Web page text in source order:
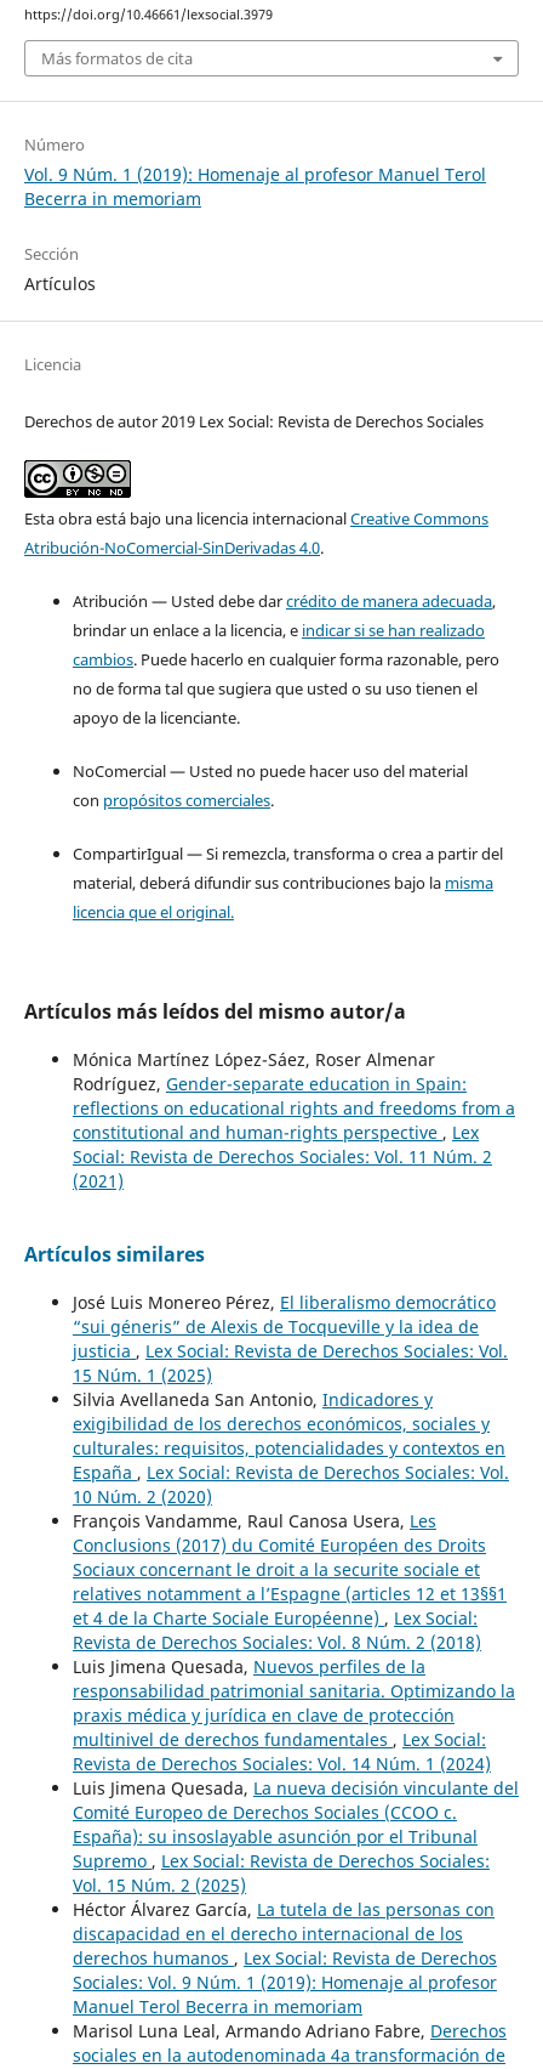
https://doi.org/10.46661/lexsocial.3979
Más formatos de cita
Número
Vol. 9 Núm. 1 (2019): Homenaje al profesor Manuel Terol
Becerra in memoriam
Sección
Artículos
Licencia
Derechos de autor 2019 Lex Social: Revista de Derechos Sociales
Esta obra está bajo una licencia internacionalCreative Commons
Atribución-NoComercial-SinDerivadas 4.0.
Atribución — Usted debe darcrédito de manera adecuada,
brindar un enlace a la licencia, e indicar si se han realizado
cambios. Puede hacerlo en cualquier forma razonable, pero
no de forma tal que sugiera que usted o su uso tienen el
apoyo de la licenciante.
NoComercial — Usted no puede hacer uso del material
con propósitos comerciales.
CompartirIgual — Si remezcla, transforma o crea a partir del
material, deberá difundir sus contribuciones bajo la misma
licencia que el original.
Artículos más leídos del mismo autor/a
Mónica Martínez López-Sáez, Roser Almenar
Rodríguez, Gender-separate education in Spain:
reflections on educational rights and freedoms from a
constitutional and human-rights perspective , Lex
Social: Revista de Derechos Sociales: Vol. 11 Núm. 2
(2021)
Artículos similares
José Luis Monereo Pérez, El liberalismo democrático
“sui géneris” de Alexis de Tocqueville y la idea de
justicia , Lex Social: Revista de Derechos Sociales: Vol.
15 Núm. 1 (2025)
Silvia Avellaneda San Antonio, Indicadores y
exigibilidad de los derechos económicos, sociales y
culturales: requisitos, potencialidades y contextos en
España , Lex Social: Revista de Derechos Sociales: Vol.
10 Núm. 2 (2020)
François Vandamme, Raul Canosa Usera, Les
Conclusions (2017) du Comité Européen des Droits
Sociaux concernant le droit a la securite sociale et
relatives notamment a l’Espagne (articles 12 et 13§§1
et 4 de la Charte Sociale Européenne) , Lex Social:
Revista de Derechos Sociales: Vol. 8 Núm. 2 (2018)
Luis Jimena Quesada, Nuevos perfiles de la
responsabilidad patrimonial sanitaria. Optimizando la
praxis médica y jurídica en clave de protección
multinivel de derechos fundamentales , Lex Social:
Revista de Derechos Sociales: Vol. 14 Núm. 1 (2024)
Luis Jimena Quesada, La nueva decisión vinculante del
Comité Europeo de Derechos Sociales (CCOO c.
España): su insoslayable asunción por el Tribunal
Supremo , Lex Social: Revista de Derechos Sociales:
Vol. 15 Núm. 2 (2025)
Héctor Álvarez García, La tutela de las personas con
discapacidad en el derecho internacional de los
derechos humanos , Lex Social: Revista de Derechos
Sociales: Vol. 9 Núm. 1 (2019): Homenaje al profesor
Manuel Terol Becerra in memoriam
Marisol Luna Leal, Armando Adriano Fabre, Derechos
sociales en la autodenominada 4a transformación de